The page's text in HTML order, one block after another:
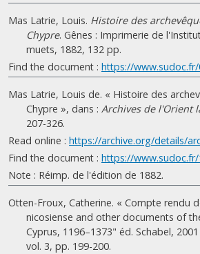
Mas Latrie, Louis. Histoire des
Chypre. Gênes : Imprimerie de
muets, 1882, 132 pp.
Find the document : https://www.sudoc.fr/
Mas Latrie, Louis de. « Histoire des
Chypre », dans : Archives de l'Orient
207-326.
Read online : https://archive.org/details/
Find the document : https://www.sudoc.fr/
Note : Réimp. de l'édition de 1882.
Otten-Froux, Catherine. « Compte rendu
nicosiense and other documents of
Cyprus, 1196–1373" éd. Schabel,
vol. 3, pp. 199-200.